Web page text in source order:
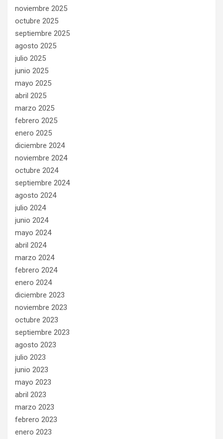
noviembre 2025
octubre 2025
septiembre 2025
agosto 2025
julio 2025
junio 2025
mayo 2025
abril 2025
marzo 2025
febrero 2025
enero 2025
diciembre 2024
noviembre 2024
octubre 2024
septiembre 2024
agosto 2024
julio 2024
junio 2024
mayo 2024
abril 2024
marzo 2024
febrero 2024
enero 2024
diciembre 2023
noviembre 2023
octubre 2023
septiembre 2023
agosto 2023
julio 2023
junio 2023
mayo 2023
abril 2023
marzo 2023
febrero 2023
enero 2023